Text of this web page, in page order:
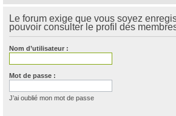
Le forum exige que vous soyez
pouvoir consulter le profil des
Nom d’utilisateur :
Mot de passe :
J’ai oublié mon mot de passe